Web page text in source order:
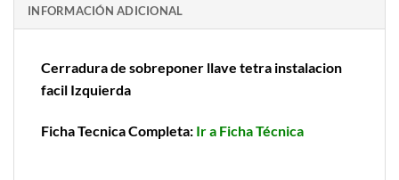
INFORMACIÓN ADICIONAL
Cerradura de sobreponer llave tetra instalacion
facil Izquierda
Ficha Tecnica Completa: Ir a Ficha Técnica